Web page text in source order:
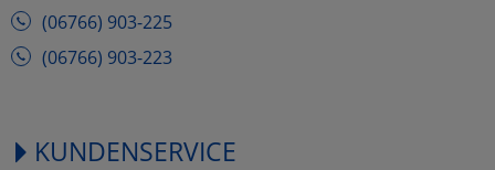
(06766) 903-225
(06766) 903-223
KUNDENSERVICE